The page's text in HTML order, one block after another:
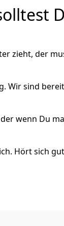
zieht, der
Wir sind
wenn Du
Hört sich